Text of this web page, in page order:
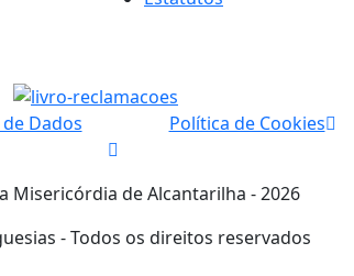
Dados Política de Cookies
Misericórdia de Alcantarilha - 2026
- Todos os direitos reservados